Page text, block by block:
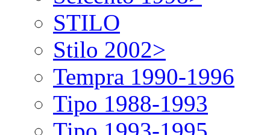
STILO
Stilo 2002>
Tempra 1990-1996
Tipo 1988-1993